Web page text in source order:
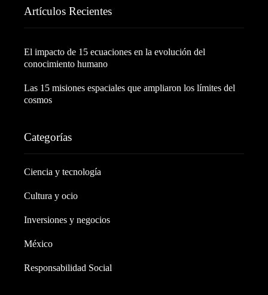
Artículos Recientes
El impacto de 15 ecuaciones en la evolución del
conocimiento humano
Las 15 misiones espaciales que ampliaron los límites del
cosmos
Categorías
Ciencia y tecnología
Cultura y ocio
Inversiones y negocios
México
Responsabilidad Social